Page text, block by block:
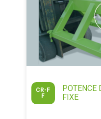
CR-F
F
POTENCE
FIXE